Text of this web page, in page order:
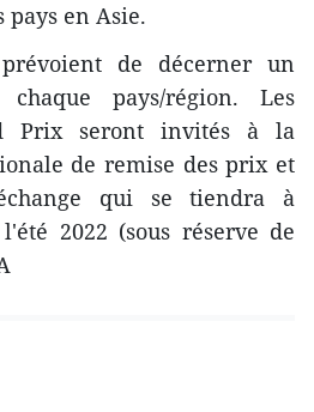
pays en Asie.
de décerner un
pays/région. Les
Prix seront invités à la
de remise des prix et
qui se tiendra à
2022 (sous réserve de